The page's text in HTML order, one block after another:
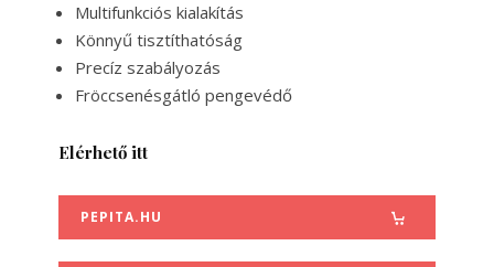
Multifunkciós kialakítás
Könnyű tisztíthatóság
Precíz szabályozás
Fröccsenésgátló pengevédő
Elérhető itt
PEPITA.HU